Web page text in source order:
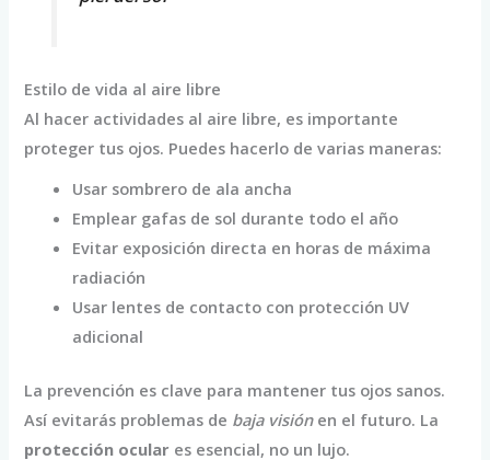
Estilo de vida al aire libre
Al hacer actividades al aire libre, es importante
proteger tus ojos. Puedes hacerlo de varias maneras:
Usar sombrero de ala ancha
Emplear gafas de sol durante todo el año
Evitar exposición directa en horas de máxima
radiación
Usar lentes de contacto con protección UV
adicional
La prevención es clave para mantener tus ojos sanos.
Así evitarás problemas de baja visiónen el futuro. La
protección ocular es esencial, no un lujo.